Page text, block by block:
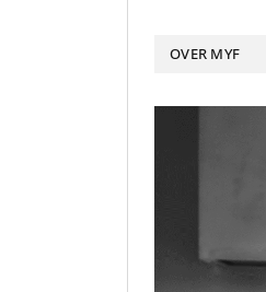
OVER MYF